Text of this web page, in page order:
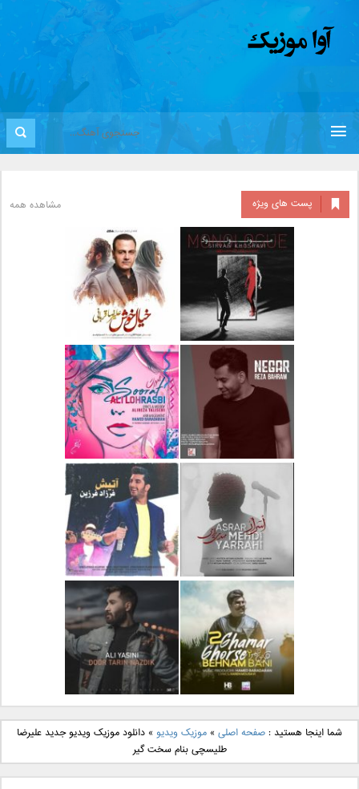
پست های ویژه مشاهده همه
دانلود آلبوم جدید سیروان
خسروی بنام مونولوگ
دانلود آهنگ جدید علیرضا
قربانی بنام خیال خوش
دانلود آهنگ جدید رضا
بهرام بنام نگار
دانلود آهنگ جدید علی
لهراسبی بنام صورت
دانلود آهنگ جدید مهدی
یراحی بنام اسرار
دانلود آهنگ جدید فرزاد
فرزین بنام آتیش
دانلود آهنگ جدید بهنام
بانی بنام قرص قمر 2
دانلود آهنگ جدید علی
یاسینی بنام دورترین نزدیک
شما اینجا هستید :صفحه اصلی »موزیک ویدیو »دانلود موزیک ویدیو جدید علیرضا
طلیسچی بنام سخت گیر